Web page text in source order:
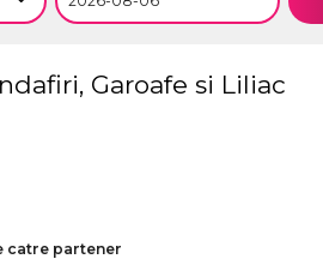
Garoafe si Liliac
catre partener